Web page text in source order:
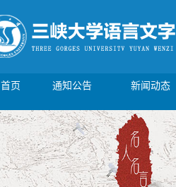
首页 通知公告 新闻动态